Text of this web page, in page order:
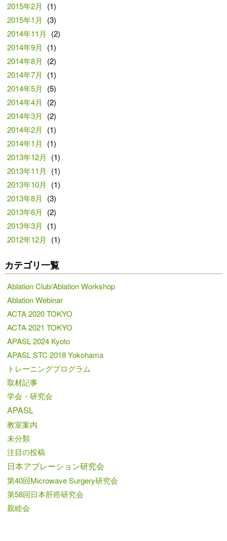
2015年2月
(1)
2015年1月
(3)
2014年11月
(2)
2014年9月
(1)
2014年8月
(2)
2014年7月
(1)
2014年5月
(5)
2014年4月
(2)
2014年3月
(2)
2014年2月
(1)
2014年1月
(1)
2013年12月
(1)
2013年11月
(1)
2013年10月
(1)
2013年8月
(3)
2013年6月
(2)
2013年3月
(1)
2012年12月
(1)
カテゴリ一覧
Ablation Club/Ablation Workshop
Ablation Webinar
ACTA 2020 TOKYO
ACTA 2021 TOKYO
APASL 2024 Kyoto
APASL STC 2018 Yokohama
トレーニングプログラム
取材記事
学会・研究会
APASL
教室案内
未分類
注目の投稿
日本アブレーション研究会
第40回Microwave Surgery研究会
第58回日本肝癌研究会
親睦会